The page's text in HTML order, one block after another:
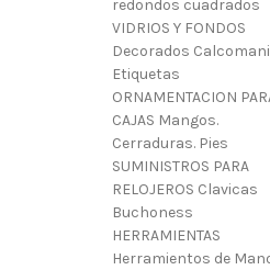
redondos cuadrados
VIDRIOS Y FONDOS
Decorados
Etiquetas
ORNAMENTACION
CAJAS Mangos.
Cerraduras. Pies
SUMINISTROS PARA
RELOJEROS Clavicas
Buchoness
HERRAMIENTAS
Herramientos de